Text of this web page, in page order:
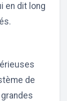
en dit long
de